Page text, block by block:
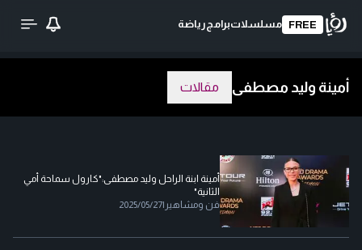
FREE مسلسلاتبرامج رياضة
أمينة وليد مصطفى مقالات
أمينة ابنة الراحل وليد مصطفى:"كارول سماحة أمي
الثانية"
فن ومشاهير |
2025/05/27